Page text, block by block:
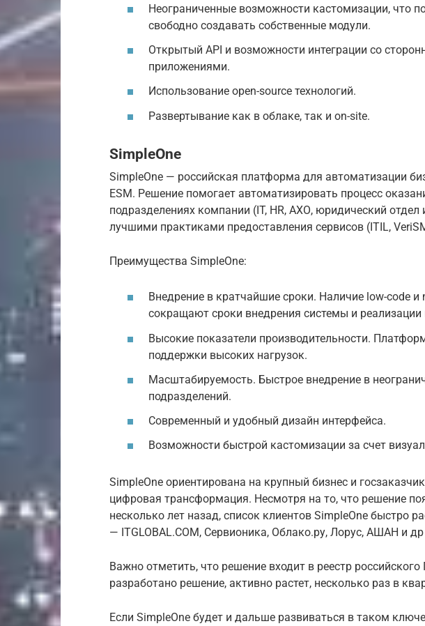
Неограниченные возможности кастомизации, что
свободно создавать собственные модули.
Открытый API и возможности интеграции со
приложениями.
Использование open-source технологий.
Развертывание как в облаке, так и on-site.
SimpleOne
SimpleOne — российская платформа для автоматизации
ESM. Решение помогает автоматизировать процесс
подразделениях компании (IT, HR, АХО, юридический отдел
лучшими практиками предоставления сервисов (ITIL,
Преимущества SimpleOne:
Внедрение в кратчайшие сроки. Наличие low-code и
сокращают сроки внедрения системы и реализации
Высокие показатели производительности.
поддержки высоких нагрузок.
Масштабируемость. Быстрое внедрение в
подразделений.
Современный и удобный дизайн интерфейса.
Возможности быстрой кастомизации за счет
SimpleOne ориентирована на крупный бизнес и
цифровая трансформация. Несмотря на то, что решение
несколько лет назад, список клиентов SimpleOne быстро
— ITGLOBAL.COM, Сервионика, Облако.ру, Лорус, АШАН и др
Важно отметить, что решение входит в реестр
разработано решение, активно растет, несколько раз в
Если SimpleOne будет и дальше развиваться в таком